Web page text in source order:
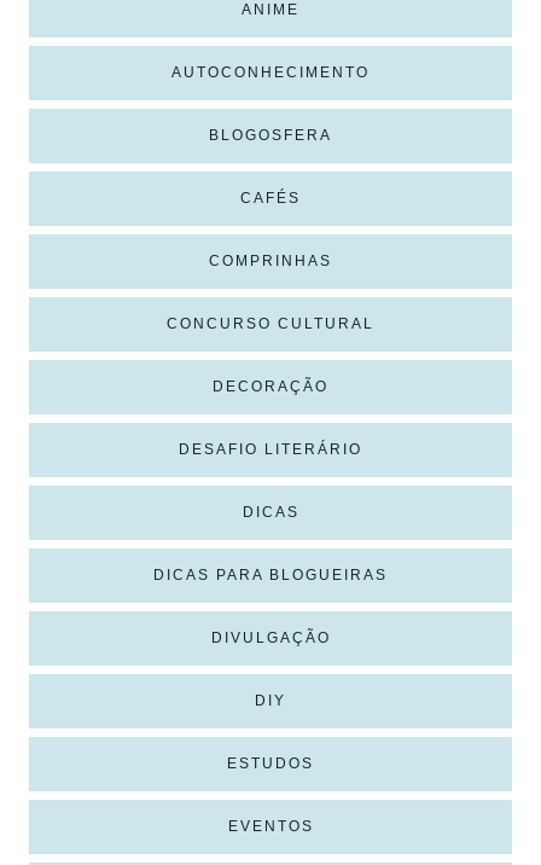
ANIME
AUTOCONHECIMENTO
BLOGOSFERA
CAFÉS
COMPRINHAS
CONCURSO CULTURAL
DECORAÇÃO
DESAFIO LITERÁRIO
DICAS
DICAS PARA BLOGUEIRAS
DIVULGAÇÃO
DIY
ESTUDOS
EVENTOS